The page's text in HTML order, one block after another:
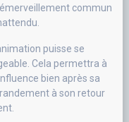
commun
puisse se
Cela permettra à
bien après sa
à son retour